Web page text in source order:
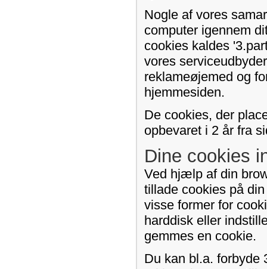
Nogle af vores
computer igennem
cookies kaldes
vores
reklameøjemed og
hjemmesiden.
De cookies, der
opbevaret i 2 år fra
Dine cookies
Ved hjælp af din
tillade cookies på
visse former for
harddisk eller
gemmes en cookie.
Du kan bl.a. forbyde